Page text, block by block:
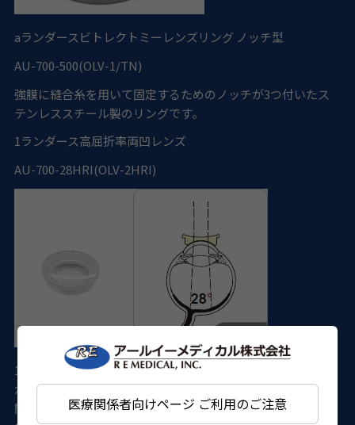
医療関係者向けページ ご利用のご注意
aランダースビトレクトミーレンズリング ノッチ型
AU-700-500(OLV-1/TN)
強膜に縫合糸を用いて固定するためのノッチが3つ付いたス
テンレススチール製のリングです。
1 ランダース高屈折率両凹レンズ
AU-700-28HRI(OLV-2HRI)
155Dのレンズにより130°の広い視野でのパノラミックビュー
が得られ、ガス置換を施した眼もクリアに観察できます。中
間透光体混濁眼や小瞳孔眼の観察に最適です。オートクレー